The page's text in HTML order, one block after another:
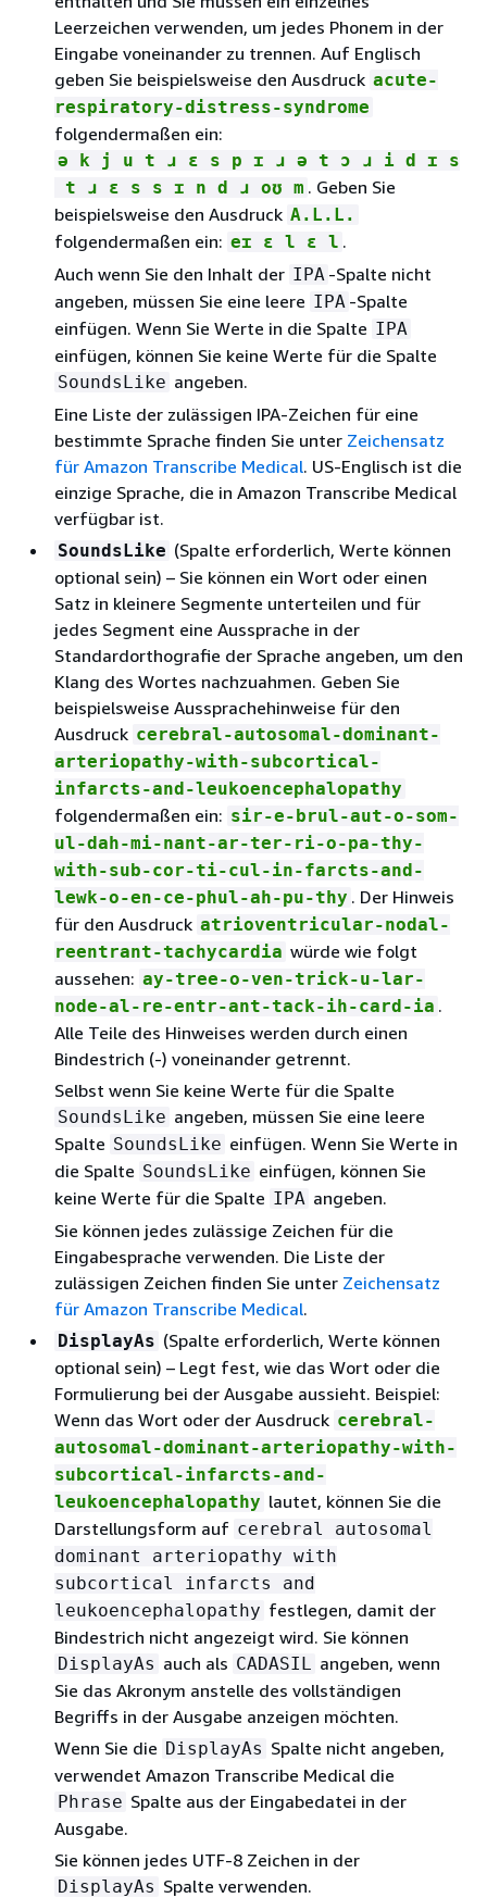
Leerzeichen verwenden, um jedes Phonem in der
Eingabe voneinander zu trennen. Auf Englisch
geben Sie beispielsweise den Ausdruck acute-
respiratory-distress-syndrome
folgendermaßen ein:
ə k j u t ɹ ɛ s p ɪ ɹ ə t ɔ ɹ i d ɪ s
t ɹ ɛ s s ɪ n d ɹ oʊ m . Geben Sie
beispielsweise den Ausdruck A.L.L.
folgendermaßen ein: eɪ ɛ l ɛ l .
Auch wenn Sie den Inhalt der IPA -Spalte nicht
angeben, müssen Sie eine leere IPA -Spalte
einfügen. Wenn Sie Werte in die Spalte IPA
einfügen, können Sie keine Werte für die Spalte
SoundsLike angeben.
Eine Liste der zulässigen IPA-Zeichen für eine
bestimmte Sprache finden Sie unter Zeichensatz
für Amazon Transcribe Medical. US-Englisch ist die
einzige Sprache, die in Amazon Transcribe Medical
verfügbar ist.
SoundsLike (Spalte erforderlich, Werte können
optional sein) – Sie können ein Wort oder einen
Satz in kleinere Segmente unterteilen und für
jedes Segment eine Aussprache in der
Standardorthografie der Sprache angeben, um den
Klang des Wortes nachzuahmen. Geben Sie
beispielsweise Aussprachehinweise für den
Ausdruck cerebral-autosomal-dominant-
arteriopathy-with-subcortical-
infarcts-and-leukoencephalopathy
folgendermaßen ein: sir-e-brul-aut-o-som-
ul-dah-mi-nant-ar-ter-ri-o-pa-thy-
with-sub-cor-ti-cul-in-farcts-and-
lewk-o-en-ce-phul-ah-pu-thy . Der Hinweis
für den Ausdruck atrioventricular-nodal-
reentrant-tachycardia würde wie folgt
aussehen: ay-tree-o-ven-trick-u-lar-
node-al-re-entr-ant-tack-ih-card-ia .
Alle Teile des Hinweises werden durch einen
Bindestrich (-) voneinander getrennt.
Selbst wenn Sie keine Werte für die Spalte
SoundsLike angeben, müssen Sie eine leere
Spalte SoundsLike einfügen. Wenn Sie Werte in
die Spalte SoundsLike einfügen, können Sie
keine Werte für die Spalte IPA angeben.
Sie können jedes zulässige Zeichen für die
Eingabesprache verwenden. Die Liste der
zulässigen Zeichen finden Sie unter Zeichensatz
für Amazon Transcribe Medical.
DisplayAs (Spalte erforderlich, Werte können
optional sein) – Legt fest, wie das Wort oder die
Formulierung bei der Ausgabe aussieht. Beispiel:
Wenn das Wort oder der Ausdruck cerebral-
autosomal-dominant-arteriopathy-with-
subcortical-infarcts-and-
leukoencephalopathy lautet, können Sie die
Darstellungsform auf cerebral autosomal
dominant arteriopathy with
subcortical infarcts and
leukoencephalopathy festlegen, damit der
Bindestrich nicht angezeigt wird. Sie können
DisplayAs auch als CADASIL angeben, wenn
Sie das Akronym anstelle des vollständigen
Begriffs in der Ausgabe anzeigen möchten.
Wenn Sie die DisplayAs Spalte nicht angeben,
verwendet Amazon Transcribe Medical die
Phrase Spalte aus der Eingabedatei in der
Ausgabe.
Sie können jedes UTF-8 Zeichen in der
DisplayAs Spalte verwenden.